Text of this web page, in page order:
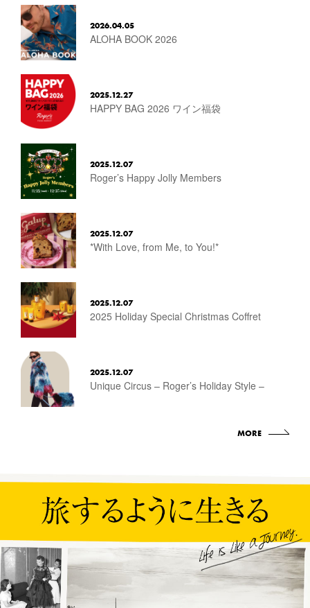
2026.04.05
ALOHA BOOK 2026
2025.12.27
HAPPY BAG 2026 ワイン福袋
2025.12.07
Roger’s Happy Jolly Members
2025.12.07
*With Love, from Me, to You!*
2025.12.07
2025 Holiday Special Christmas Coffret
2025.12.07
Unique Circus – Roger’s Holiday Style –
MORE